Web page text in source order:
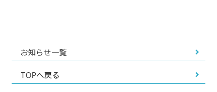
お知らせ一覧
TOPへ戻る